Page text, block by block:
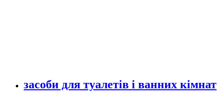
засоби для туалетів і ванних кімнат